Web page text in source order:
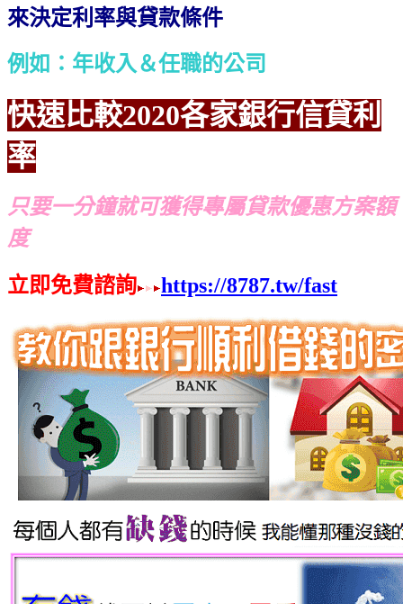
來決定利率與貸款條件
例如：年收入＆任職的公司
快速比較2020各家銀行信貸利
率
只要一分鐘就可獲得專屬貸款優惠方案額
度
立即免費諮詢
https://8787.tw/fast